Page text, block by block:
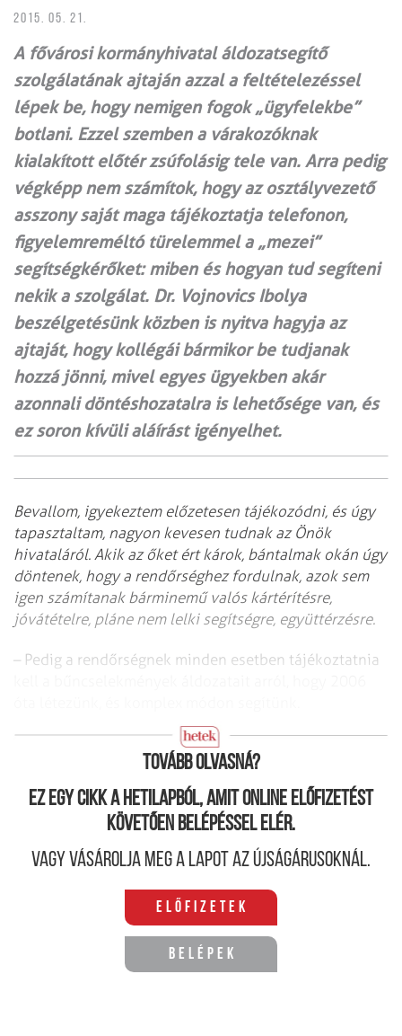
2015. 05. 21.
A fővárosi kormányhivatal áldozatsegítő
szolgálatának ajtaján azzal a feltételezéssel
lépek be, hogy nemigen fogok „ügyfelekbe”
botlani. Ezzel szemben a várakozóknak
kialakított előtér zsúfolásig tele van. Arra pedig
végképp nem számítok, hogy az osztályvezető
asszony saját maga tájékoztatja telefonon,
figyelemreméltó türelemmel a „mezei”
segítségkérőket: miben és hogyan tud segíteni
nekik a szolgálat. Dr. Vojnovics Ibolya
beszélgetésünk közben is nyitva hagyja az
ajtaját, hogy kollégái bármikor be tudjanak
hozzá jönni, mivel egyes ügyekben akár
azonnali döntéshozatalra is lehetősége van, és
ez soron kívüli aláírást igényelhet.
Bevallom, igyekeztem előzetesen tájékozódni, és úgy
tapasztaltam, nagyon kevesen tudnak az Önök
hivataláról. Akik az őket ért károk, bántalmak okán úgy
döntenek, hogy a rendőrséghez fordulnak, azok sem
igen számítanak bárminemű valós kártérítésre,
jóvátételre, pláne nem lelki segítségre, együttérzésre.
– Pedig a rendőrségnek minden esetben tájékoztatnia
Mit jelent pontosan ez a komplex segítség?
Tovább olvasná?
Ez egy cikk a hetilapból, amit online előfizetést
követően belépéssel elér.
Vagy vásárolja meg a lapot az újságárusoknál.
Előfizetek
Belépek